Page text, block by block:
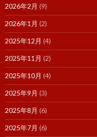
2026年2月 (9)
2026年1月 (2)
2025年12月 (4)
2025年11月 (2)
2025年10月 (4)
2025年9月 (3)
2025年8月 (6)
2025年7月 (6)